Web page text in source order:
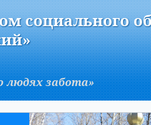
социального
людях забота»